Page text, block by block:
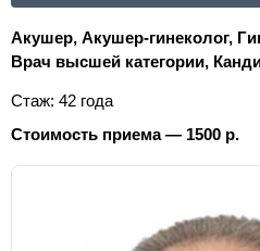
Акушер, Акушер-гинеколог,
Врач высшей категории,
Стаж: 42 года
Стоимость приема — 1500 р.